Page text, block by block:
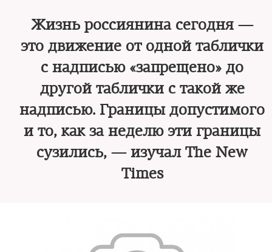
Жизнь россиянина сегодня —
это движение от одной таблички
с надписью «запрещено» до
другой таблички с такой же
надписью. Границы допустимого
и то, как за неделю эти границы
сузились, — изучал The New
Times